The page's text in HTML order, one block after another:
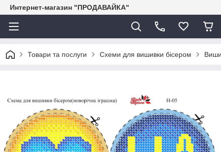
Интернет-магазин "ПРОДАВАЙКА"
Товари та послуги Схеми для вишивки бісером